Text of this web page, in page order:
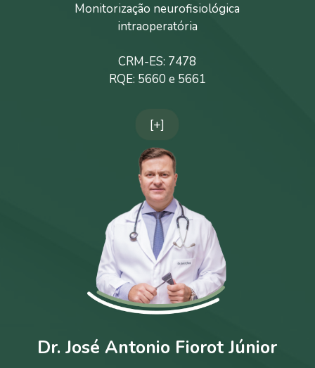
Monitorização neurofisiológica
intraoperatória
CRM-ES: 7478
RQE: 5660 e 5661
[+]
Dr. José Antonio Fiorot Júnior